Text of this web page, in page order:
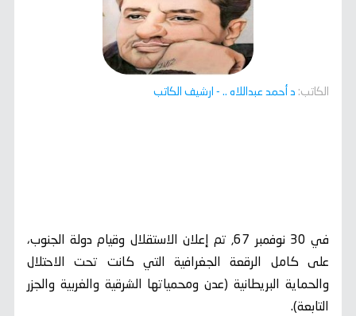
الكاتب: د أحمد عبداللاه .. - ارشيف الكاتب
في 30 نوفمبر 67, تم إعلان الاستقلال وقيام دولة الجنوب،
على كامل الرقعة الجغرافية التي كانت تحت الاحتلال
والحماية البريطانية (عدن ومحمياتها الشرقية والغربية والجزر
التابعة).